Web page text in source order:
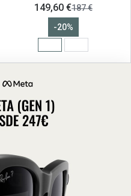
ahora:
149,60 €antes:
187 €
-20%